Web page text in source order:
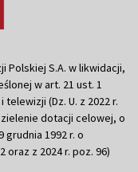
Polskiej S.A. w likwidacji,
w art. 21 ust. 1
(Dz. U. z 2022 r.
dotacji celowej, o
grudnia 1992 r. o
oraz z 2024 r. poz. 96)